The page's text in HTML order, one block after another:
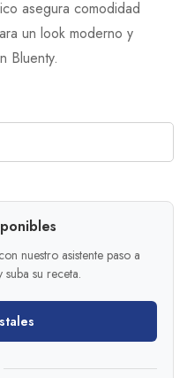
asegura comodidad
un look moderno y
Bluenty.
nuestro asistente paso a
suba su receta.